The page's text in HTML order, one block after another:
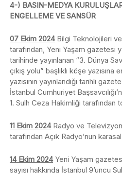
4-) BASIN-MEDYA
ENGELLEME VE SANSÜR
07 Ekim 2024 Bilgi Teknolojileri
tarafından, Yeni Yaşam gazetesi
tarihinde yayınlanan “3. Dünya
çıkış yolu” başlıklı köşe
yazısının yayınlandığı tarihli
İstanbul Cumhuriyet
1. Sulh Ceza Hakimliği tarafından
11 Ekim 2024 Radyo ve
tarafından Açık Radyo’nun
14 Ekim 2024 Yeni Yaşam
sayısı hakkında İstanbul 9’uncu